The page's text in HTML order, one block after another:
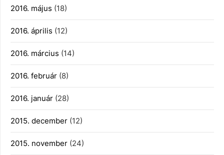
2016. május (18)
2016. április (12)
2016. március (14)
2016. február (8)
2016. január (28)
2015. december (12)
2015. november (24)